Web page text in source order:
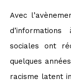
Avec l’avènement des réseaux sociaux et du partage
sociales ont
quelques
racisme latent